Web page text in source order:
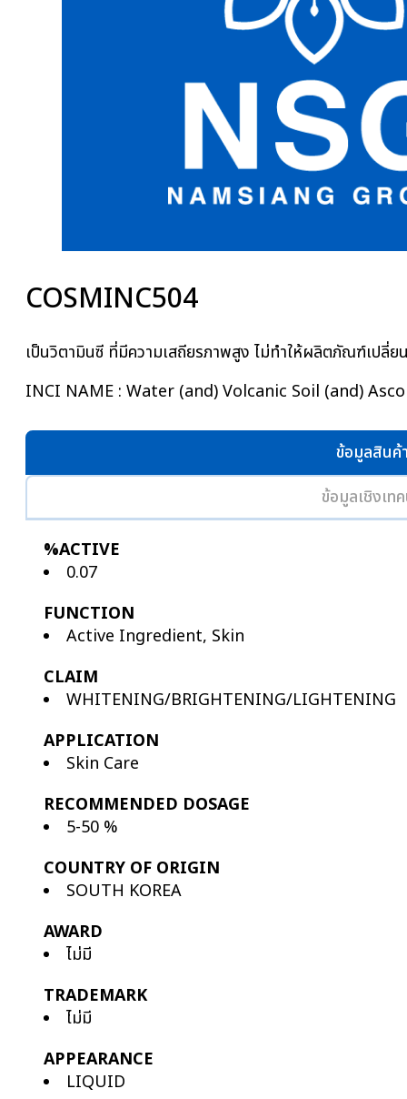
COSMINC504
เป็นวิตามินซี ที่มีความเสถียรภาพสูง ไม่ทำให้ผลิตภัณฑ์เปลี่ย
INCI NAME : Water (and) Volcanic Soil (and)
ข้อมูลสินค้
ข้อมูลเชิงเท
%ACTIVE
0.07
FUNCTION
Active Ingredient, Skin
CLAIM
WHITENING/BRIGHTENING/LIGHTENING
APPLICATION
Skin Care
RECOMMENDED DOSAGE
5-50 %
COUNTRY OF ORIGIN
SOUTH KOREA
AWARD
ไม่มี
TRADEMARK
ไม่มี
APPEARANCE
LIQUID